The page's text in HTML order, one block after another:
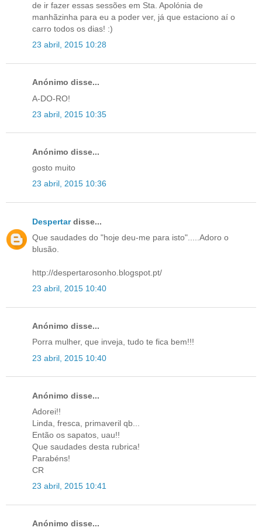
de ir fazer essas sessões em Sta. Apolónia de
manhãzinha para eu a poder ver, já que estaciono aí o
carro todos os dias! :)
23 abril, 2015 10:28
Anónimo disse...
A-DO-RO!
23 abril, 2015 10:35
Anónimo disse...
gosto muito
23 abril, 2015 10:36
Despertardisse...
Que saudades do "hoje deu-me para isto".....Adoro o
blusão.
http://despertarosonho.blogspot.pt/
23 abril, 2015 10:40
Anónimo disse...
Porra mulher, que inveja, tudo te fica bem!!!
23 abril, 2015 10:40
Anónimo disse...
Adorei!!
Linda, fresca, primaveril qb...
Então os sapatos, uau!!
Que saudades desta rubrica!
Parabéns!
CR
23 abril, 2015 10:41
Anónimo disse...